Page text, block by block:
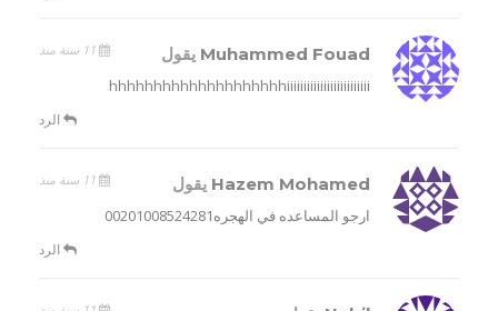
Muhammed Fouad يقول
hhhhhhhhhhhhhhhhhhhhiiiiiiiiiiiiiiiiiiiiiiiii
الرد
Hazem Mohamed يقول
ارجو المساعده في الهجره00201008524281
الرد